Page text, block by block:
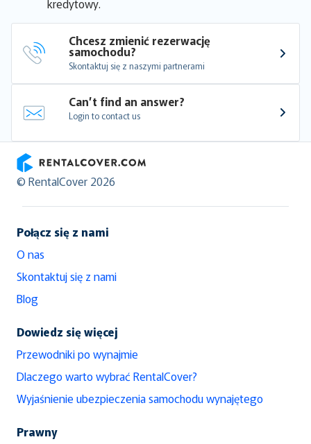
kredytowy.
Chcesz zmienić rezerwację
samochodu?
Skontaktuj się z naszymi partnerami
Can’t find an answer?
Login to contact us
RentalCover
© RentalCover 2026
Połącz się z nami
O nas
Skontaktuj się z nami
Blog
Dowiedz się więcej
Przewodniki po wynajmie
Dlaczego warto wybrać RentalCover?
Wyjaśnienie ubezpieczenia samochodu wynajętego
Prawny